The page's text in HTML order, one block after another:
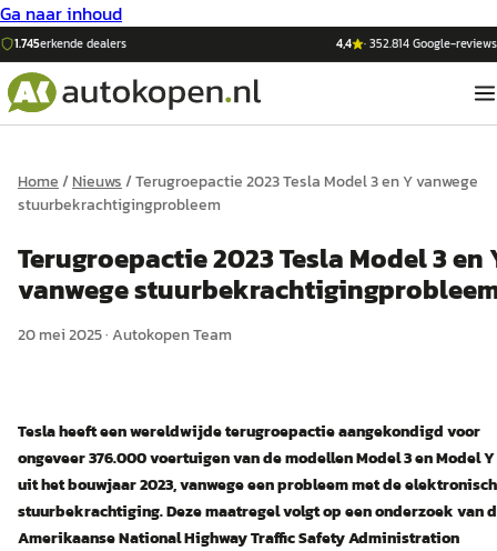
Ga naar inhoud
1.745erkende dealers 4,4 ·352.814Google-reviews
Home/Nieuws/Terugroepactie 2023 Tesla Model 3 en Y vanwege
stuurbekrachtigingprobleem
Terugroepactie 2023 Tesla Model 3 en
vanwege
20 mei 2025·Autokopen Team
Tesla heeft een wereldwijde terugroepactie aangekondigd voor
ongeveer 376.000 voertuigen van de modellen Model 3 en Model Y
uit het bouwjaar 2023, vanwege een probleem met de
stuurbekrachtiging.Deze maatregel volgt op een onderzoek van
Amerikaanse National Highway Traffic Safety Administration